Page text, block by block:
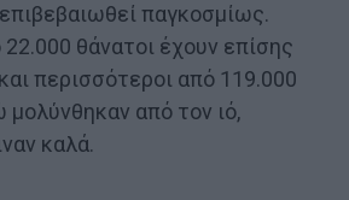
παγκοσμίως.
θάνατοι έχουν επίσης
περισσότεροι από 119.000
από τον ιό,
καλά.